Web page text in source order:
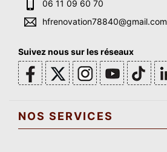
06 11 09 60 70
hfrenovation78840@gmail.com
Suivez nous sur les réseaux
NOS SERVICES